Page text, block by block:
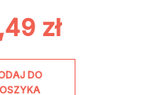
zł
DO